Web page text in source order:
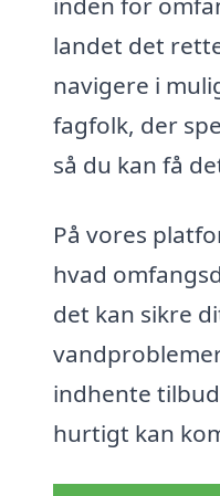
landet det
navigere i
fagfolk, der
så du kan få
På vores
hvad
det kan sikre
indhente
hurtigt kan